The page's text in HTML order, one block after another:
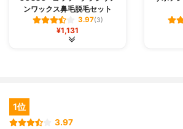
ンワックス鼻毛脱毛セット
3.97(3)
¥1,131
1位
3.97